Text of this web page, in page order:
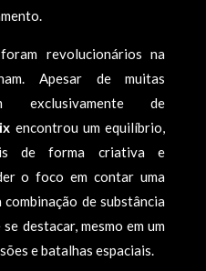
revolucionários na
Apesar de muitas
exclusivamente de
encontrou um equilíbrio,
de forma criativa e
o foco em contar uma
de substância
destacar, mesmo em um
e batalhas espaciais.